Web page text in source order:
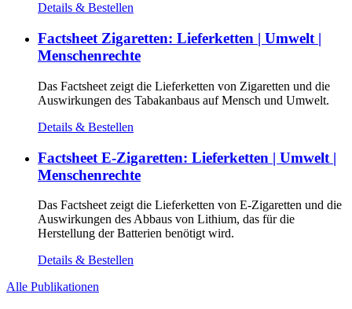
Details & Bestellen
Factsheet Zigaretten: Lieferketten | Umwelt |
Menschenrechte
Das Factsheet zeigt die Lieferketten von Zigaretten und die
Auswirkungen des Tabakanbaus auf Mensch und Umwelt.
Details & Bestellen
Factsheet E-Zigaretten: Lieferketten | Umwelt |
Menschenrechte
Das Factsheet zeigt die Lieferketten von E-Zigaretten und die
Auswirkungen des Abbaus von Lithium, das für die
Herstellung der Batterien benötigt wird.
Details & Bestellen
Alle Publikationen